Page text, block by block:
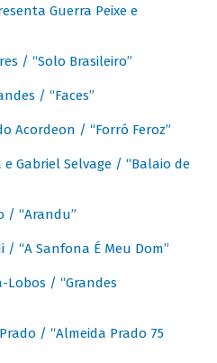
Guerra Peixe e
/ “Solo Brasileiro”
/ “Faces”
Acordeon / “Forró Feroz”
Gabriel Selvage / “Balaio de
/ “Arandu”
/ “A Sanfona É Meu Dom”
/ “Grandes
/ “Almeida Prado 75